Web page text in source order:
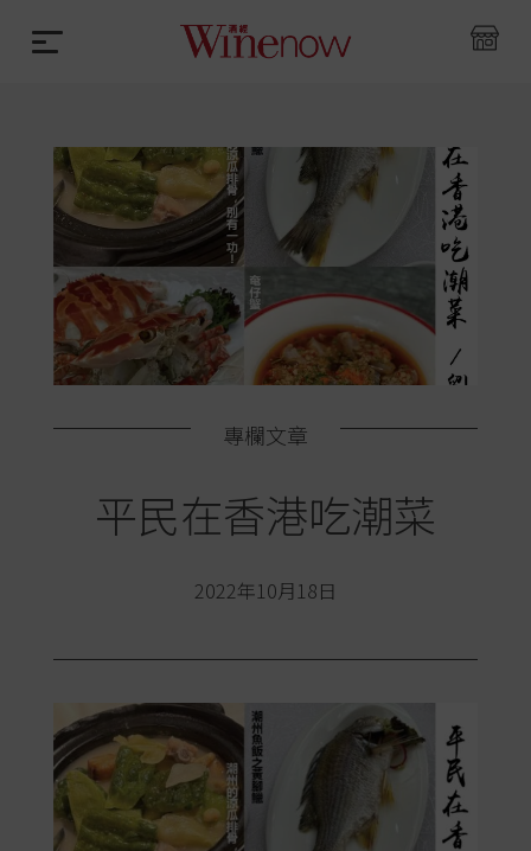
專欄文章
平民在香港吃潮菜
2022年10月18日